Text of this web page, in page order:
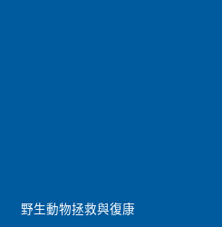
野生動物拯救與復康